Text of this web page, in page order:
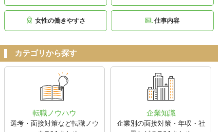
女性の働きやすさ 仕事内容
カテゴリから探す
転職ノウハウ
選考・面接対策など転職ノウ
企業知識
企業別の面接対策・年収・社